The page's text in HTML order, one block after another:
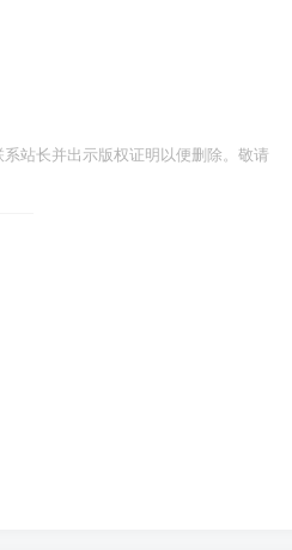
站长并出示版权证明以便删除。敬请